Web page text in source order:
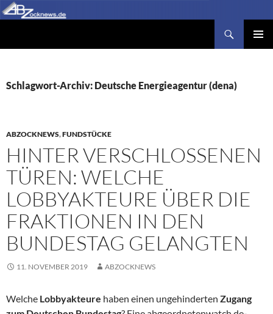
Zum
Inhalt
Schlagwort-Archiv: Deutsche Energieagentur (dena)
ABZOCKNEWS,FUNDSTÜCKE
HINTER VERSCHLOSSENEN
TÜREN: WELCHE
LOBBYAKTEURE ÜBER DIE
FRAKTIONEN IN DEN
BUNDESTAG GELANGTEN
11. NOVEMBER 2019 ABZOCKNEWS
Welche Lobbyakteure haben einen ungehinderten Zugang